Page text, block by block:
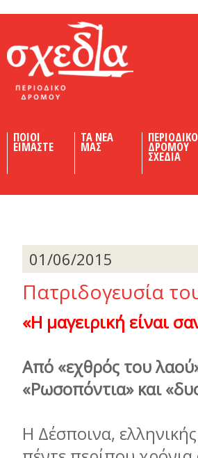
ΠΟΙΟΙ
ΕΙΜΑΣΤΕ
ΤΑ ΝΕΑ
ΜΑΣ
ΠΕΡΙΟΔΙΚΟ
ΔΡΟΜΟΥ
ΣΧΕΔΙΑ
01/06/2015
Πατριδογευσία
«Η µαγειρική είναι
Από «εχθρός του
«Ρωσοπόντια» και
Η Δέσποινα,